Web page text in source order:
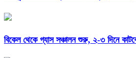
বিকেল থেকে গ্যাস সঞ্চালন শুরু, ২-৩ দিনে